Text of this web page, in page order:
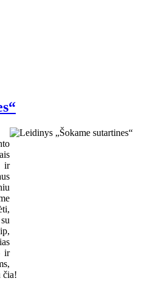
ir
ir
čia!